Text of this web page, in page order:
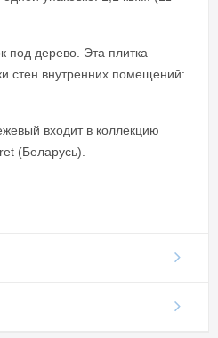
под дерево. Эта плитка
стен внутренних помещений:
входит в коллекцию
(Беларусь).